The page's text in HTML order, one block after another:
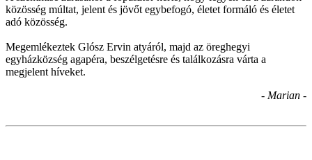
közösség múltat, jelent és jövőt egybefogó, életet formáló és életet
adó közösség.
Megemlékeztek Glósz Ervin atyáról, majd az öreghegyi
egyházközség agapéra, beszélgetésre és találkozásra várta a
megjelent híveket.
- Marian -